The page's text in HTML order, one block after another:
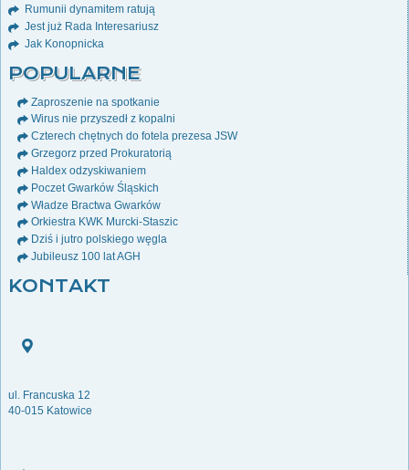
Rumunii dynamitem ratują
Jest już Rada Interesariusz
Jak Konopnicka
POPULARNE
Zaproszenie na spotkanie
Wirus nie przyszedł z kopalni
Czterech chętnych do fotela prezesa JSW
Grzegorz przed Prokuratorią
Haldex odzyskiwaniem
Poczet Gwarków Śląskich
Władze Bractwa Gwarków
Orkiestra KWK Murcki-Staszic
Dziś i jutro polskiego węgla
Jubileusz 100 lat AGH
KONTAKT
ul. Francuska 12
40-015 Katowice